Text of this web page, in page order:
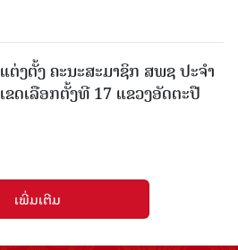
ແຕ່ງຕັ້ງ ຄະນະສະມາຊິກ ສພຊ ປະຈຳ
ເຂດເລືອກຕັ້ງທີ 17 ແຂວງອັດຕະປື
ເພີ່ມເຕີມ